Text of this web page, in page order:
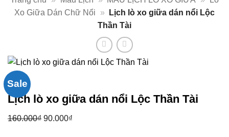
Xo Giữa Dán Chữ Nổi
»
Lịch lò xo giữa dán nổi Lộc
Thần Tài
Sale
Lịch lò xo giữa dán nổi Lộc Thần Tài
160.000₫ Giá
90.000₫